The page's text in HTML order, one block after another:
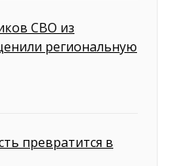
СВО из
региональную
превратится в